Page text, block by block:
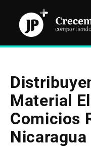
Material
Comicios
Nicaragua